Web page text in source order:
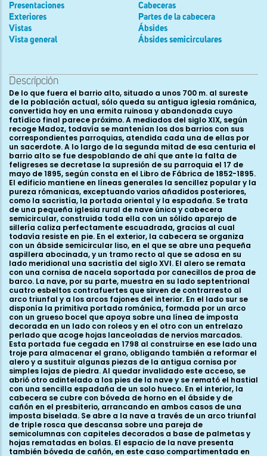
Presentaciones
Exteriores
Vistas
Vista general
Cabeceras
Partes de la cabecera
Ábsides
Ábsides semicirculares
Descripción
De lo que fuera el barrio alto, situado a unos 700 m. al sureste
de la población actual, sólo queda su antigua iglesia románica,
convertida hoy en una ermita ruinosa y abandonada cuyo
fatídico final parece próximo. A mediados del siglo XIX, según
recoge Madoz, todavía se mantenían los dos barrios con sus
correspondientes parroquias, atendida cada una de ellas por
un sacerdote. A lo largo de la segunda mitad de esa centuria el
barrio alto se fue despoblando de ahí que ante la falta de
feligreses se decretase la supresión de su parroquia el 17 de
mayo de 1895, según consta en el Libro de Fábrica de 1852-1895.
El edificio mantiene en líneas generales la sencillez popular y la
pureza rómanicas, exceptuando varios añadidos posteriores,
como la sacristía, la portada oriental y la espadaña. Se trata
de una pequeña iglesia rural de nave única y cabecera
semicircular, construida toda ella con un sólido aparejo de
sillería caliza perfectamente escuadrada, gracias al cual
todavía resiste en pie. En el exterior, la cabecera se organiza
con un ábside semicircular liso, en el que se abre una pequeña
aspillera abocinada, y un tramo recto al que se adosa en su
lado meridional una sacristía del siglo XVI. El alero se remata
con una cornisa de nacela soportada por canecillos de proa de
barco. La nave, por su parte, muestra en su lado septentrional
cuatro esbeltos contrafuertes que sirven de contrarresto al
arco triunfal y a los arcos fajones del interior. En el lado sur se
disponía la primitiva portada románica, formada por un arco
con un grueso bocel que apoya sobre una línea de imposta
decorada en un lado con roleos y en el otro con un entrelazo
perlado que acoge hojas lanceoladas de nervios marcados.
Esta portada fue cegada en 1798 al construirse en ese lado una
troje para almacenar el grano, obligando también a reformar el
alero y a sustituir algunas piezas de la antigua cornisa por
simples lajas de piedra. Al quedar invalidado este acceso, se
abrió otro adintelado a los pies de la nave y se remató el hastial
con una sencilla espadaña de un solo hueco. En el interior, la
cabecera se cubre con bóveda de horno en el ábside y de
cañón en el presbiterio, arrancando en ambos casos de una
imposta biselada. Se abre a la nave a través de un arco triunfal
de triple rosca que descansa sobre una pareja de
semicolumnas con capiteles decorados a base de palmetas y
hojas rematadas en bolas. El espacio de la nave presenta
también bóveda de cañón, en este caso compartimentada en